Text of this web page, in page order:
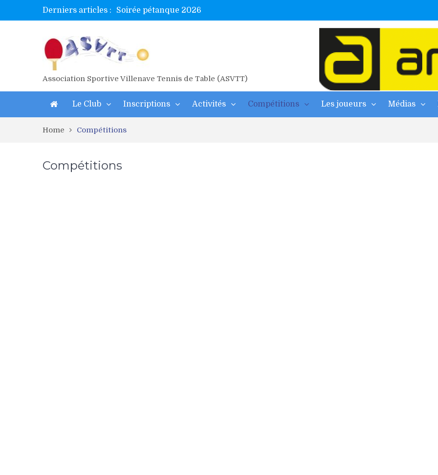
Derniers articles :
Soirée pétanque 2026
Tetelle et Wawa en bretagne
Les 4 mousquetaires au 24h d’albi
Association Sportive Villenave Tennis de Table (ASVTT)
Le Club Inscriptions Activités Compétitions Les joueurs Médias
Home Compétitions
Compétitions